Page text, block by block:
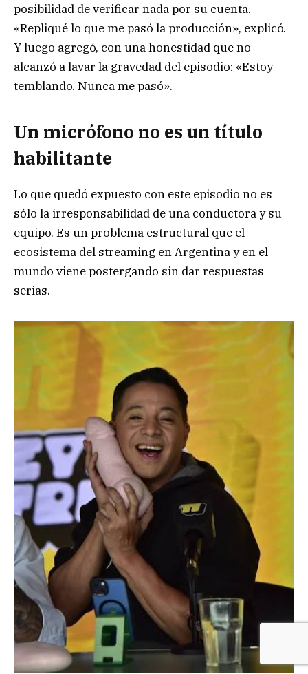
posibilidad de verificar nada por su cuenta.
«Repliqué lo que me pasó la producción», explicó.
Y luego agregó, con una honestidad que no
alcanzó a lavar la gravedad del episodio: «Estoy
temblando. Nunca me pasó».
Un micrófono no es un título
habilitante
Lo que quedó expuesto con este episodio no es
sólo la irresponsabilidad de una conductora y su
equipo. Es un problema estructural que el
ecosistema del streaming en Argentina y en el
mundo viene postergando sin dar respuestas
serias.